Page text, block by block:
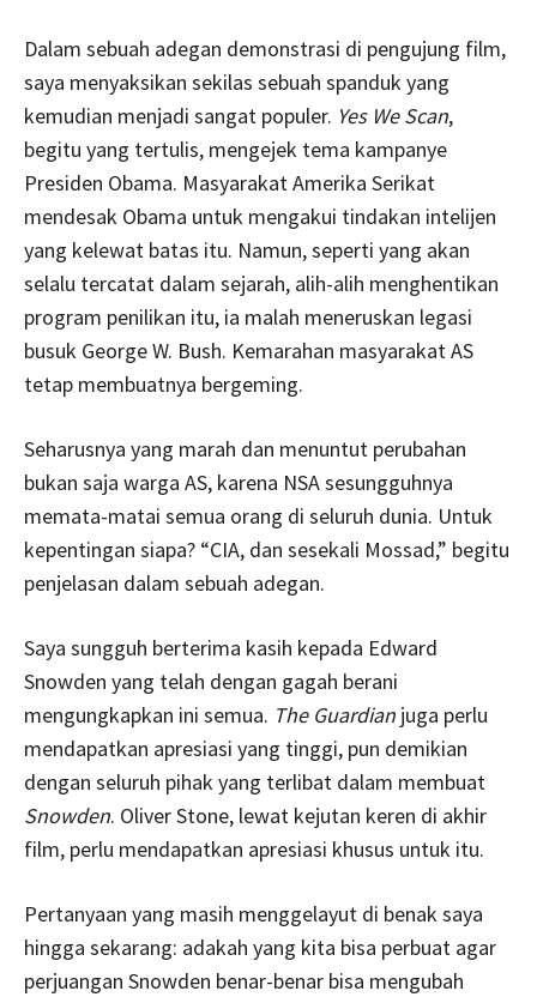
Dalam sebuah adegan demonstrasi di pengujung film,
saya menyaksikan sekilas sebuah spanduk yang
kemudian menjadi sangat populer. Yes We Scan,
begitu yang tertulis, mengejek tema kampanye
Presiden Obama. Masyarakat Amerika Serikat
mendesak Obama untuk mengakui tindakan intelijen
yang kelewat batas itu. Namun, seperti yang akan
selalu tercatat dalam sejarah, alih-alih menghentikan
program penilikan itu, ia malah meneruskan legasi
busuk George W. Bush. Kemarahan masyarakat AS
tetap membuatnya bergeming.
Seharusnya yang marah dan menuntut perubahan
bukan saja warga AS, karena NSA sesungguhnya
memata-matai semua orang di seluruh dunia. Untuk
kepentingan siapa? “CIA, dan sesekali Mossad,” begitu
penjelasan dalam sebuah adegan.
Saya sungguh berterima kasih kepada Edward
Snowden yang telah dengan gagah berani
mengungkapkan ini semua. The Guardian juga perlu
mendapatkan apresiasi yang tinggi, pun demikian
dengan seluruh pihak yang terlibat dalam membuat
Snowden. Oliver Stone, lewat kejutan keren di akhir
film, perlu mendapatkan apresiasi khusus untuk itu.
Pertanyaan yang masih menggelayut di benak saya
hingga sekarang: adakah yang kita bisa perbuat agar
perjuangan Snowden benar-benar bisa mengubah